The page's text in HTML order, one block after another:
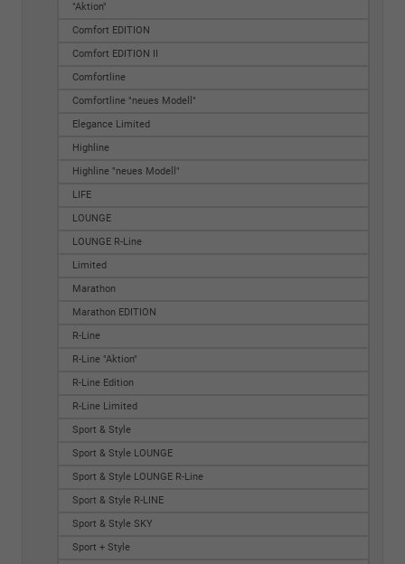
"Aktion"
Comfort EDITION
Comfort EDITION II
Comfortline
Comfortline "neues Modell"
Elegance Limited
Highline
Highline "neues Modell"
LIFE
LOUNGE
LOUNGE R-Line
Limited
Marathon
Marathon EDITION
R-Line
R-Line "Aktion"
R-Line Edition
R-Line Limited
Sport & Style
Sport & Style LOUNGE
Sport & Style LOUNGE R-Line
Sport & Style R-LINE
Sport & Style SKY
Sport + Style